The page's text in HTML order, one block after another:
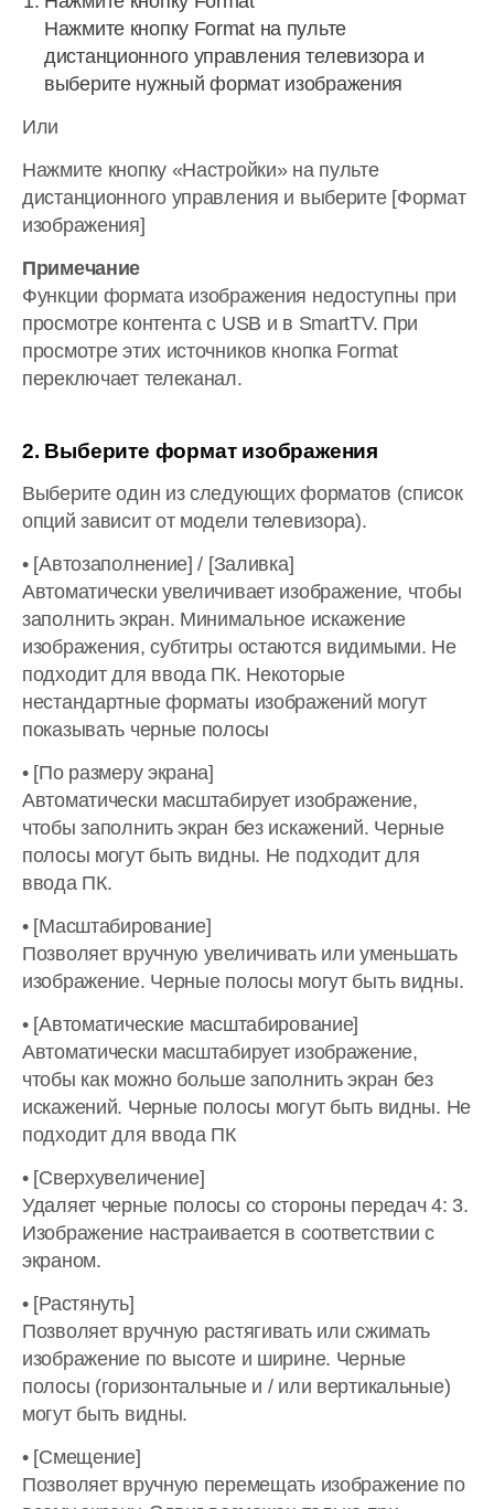
Нажмите кнопку Format на пульте
дистанционного управления телевизора и
выберите нужный формат изображения
Или
Нажмите кнопку «Настройки» на пульте
дистанционного управления и выберите [Формат
изображения]
Примечание
Функции формата изображения недоступны при
просмотре контента с USB и в SmartTV. При
просмотре этих источников кнопка Format
переключает телеканал.
2. Выберите формат изображения
Выберите один из следующих форматов (список
опций зависит от модели телевизора).
• [Автозаполнение] / [Заливка]
Автоматически увеличивает изображение, чтобы
заполнить экран. Минимальное искажение
изображения, субтитры остаются видимыми. Не
подходит для ввода ПК. Некоторые
нестандартные форматы изображений могут
показывать черные полосы
• [По размеру экрана]
Автоматически масштабирует изображение,
чтобы заполнить экран без искажений. Черные
полосы могут быть видны. Не подходит для
ввода ПК.
• [Масштабирование]
Позволяет вручную увеличивать или уменьшать
изображение. Черные полосы могут быть видны.
• [Автоматические масштабирование]
Автоматически масштабирует изображение,
чтобы как можно больше заполнить экран без
искажений. Черные полосы могут быть видны. Не
подходит для ввода ПК
• [Сверхувеличение]
Удаляет черные полосы со стороны передач 4: 3.
Изображение настраивается в соответствии с
экраном.
• [Растянуть]
Позволяет вручную растягивать или сжимать
изображение по высоте и ширине. Черные
полосы (горизонтальные и / или вертикальные)
могут быть видны.
• [Смещение]
Позволяет вручную перемещать изображение по